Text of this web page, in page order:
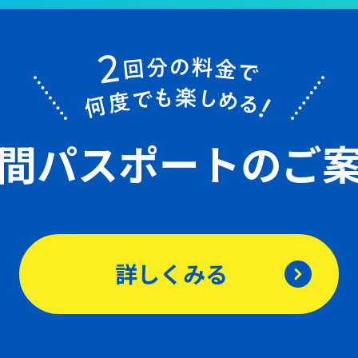
パスポートのご
詳しくみる